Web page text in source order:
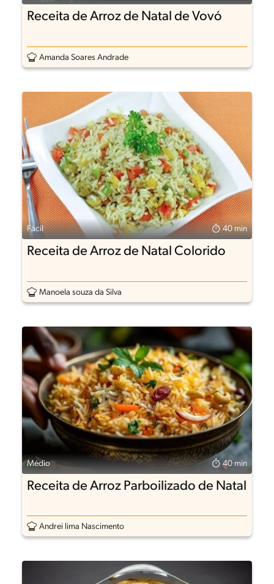
Receita de Arroz de Natal de Vovó
Amanda Soares Andrade
Fácil 40 min
Receita de Arroz de Natal Colorido
Manoela souza da Silva
Médio 40 min
Receita de Arroz Parboilizado de Natal
Andrei lima Nascimento